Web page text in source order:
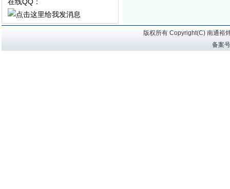
版权所有 Copyright(C) 南通
备案